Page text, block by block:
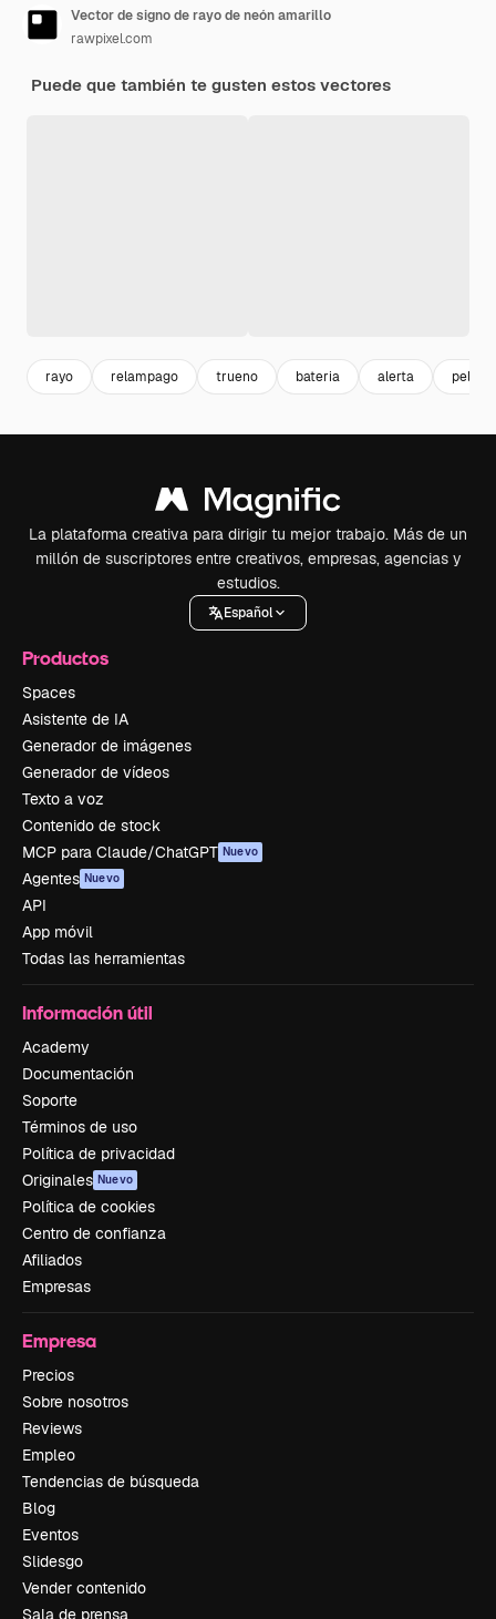
Vector de signo de rayo de neón amarillo
rawpixel.com
Puede que también te gusten estos vectores
rayo relampago trueno bateria alerta peligro
La plataforma creativa para dirigir tu mejor trabajo. Más de un
millón de suscriptores entre creativos, empresas, agencias y
estudios.
Español
Productos
Spaces
Asistente de IA
Generador de imágenes
Generador de vídeos
Texto a voz
Contenido de stock
MCP para Claude/ChatGPT Nuevo
Agentes Nuevo
API
App móvil
Todas las herramientas
Información útil
Academy
Documentación
Soporte
Términos de uso
Política de privacidad
Originales Nuevo
Política de cookies
Centro de confianza
Afiliados
Empresas
Empresa
Precios
Sobre nosotros
Reviews
Empleo
Tendencias de búsqueda
Blog
Eventos
Slidesgo
Vender contenido
Sala de prensa